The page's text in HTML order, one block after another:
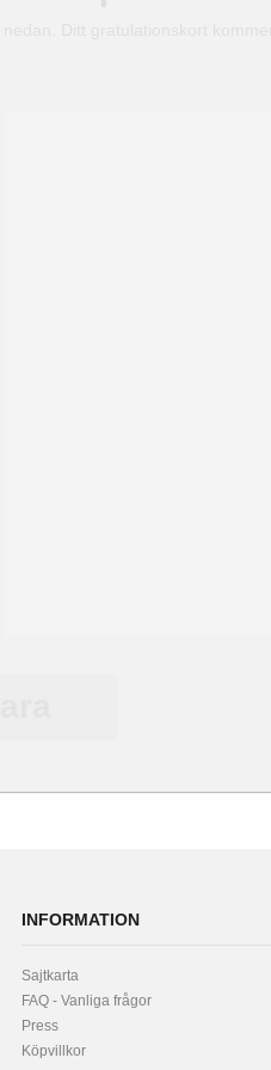
INFORMATION
Sajtkarta
FAQ - Vanliga frågor
Press
Köpvillkor